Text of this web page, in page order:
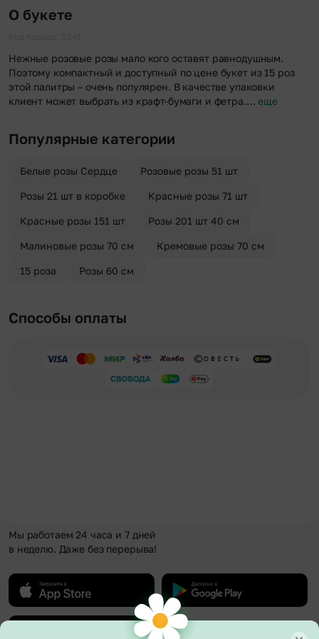
О букете
Нежные розовые розы мало кого оставят равнодушным.
Поэтому компактный и доступный по цене букет из 15 роз
этой палитры – очень популярен. В качестве упаковки
клиент может выбрать из крафт-бумаги и фетра.… еще
Популярные категории
Белые розы Сердце Розовые розы 51 шт
Розы 21 шт в коробке Красные розы 71 шт
Красные розы 151 шт Розы 201 шт 40 см
Малиновые розы 70 см Кремовые розы 70 см
15 роза Розы 60 см
Способы оплаты
Мы работаем 24 часа и 7 дней
в неделю. Даже без перерыва!